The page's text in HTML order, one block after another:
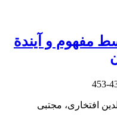
مفهوم و آیندة
افتخاری، مجتبی